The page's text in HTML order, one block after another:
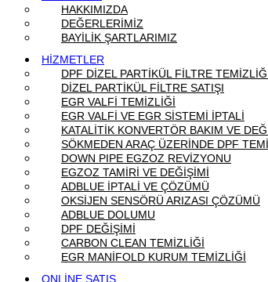
HAKKIMIZDA
DEĞERLERİMİZ
BAYİLİK ŞARTLARIMIZ
HİZMETLER
DPF DİZEL PARTİKÜL FİLTRE
DİZEL PARTİKÜL FİLTRE SATIŞI
EGR VALFİ TEMİZLİĞİ
EGR VALFİ VE EGR SİSTEMİ İPTALİ
KATALİTİK KONVERTÖR BAKIM VE
SÖKMEDEN ARAÇ ÜZERİNDE DPF
DOWN PIPE EGZOZ REVİZYONU
EGZOZ TAMİRİ VE DEĞİŞİMİ
ADBLUE İPTALİ VE ÇÖZÜMÜ
OKSİJEN SENSÖRÜ ARIZASI ÇÖZÜMÜ
ADBLUE DOLUMU
DPF DEĞİŞİMİ
CARBON CLEAN TEMİZLİĞİ
EGR MANİFOLD KURUM TEMİZLİĞİ
ONLİNE SATIŞ